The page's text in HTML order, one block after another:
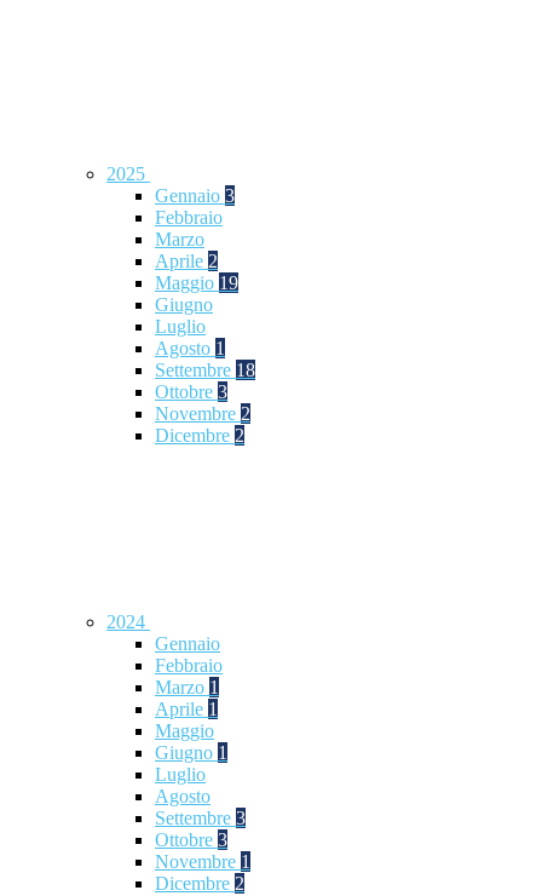
2025
Gennaio 3
Febbraio
Marzo
Aprile 2
Maggio 19
Giugno
Luglio
Agosto 1
Settembre 18
Ottobre 3
Novembre 2
Dicembre 2
2024
Gennaio
Febbraio
Marzo 1
Aprile 1
Maggio
Giugno 1
Luglio
Agosto
Settembre 3
Ottobre 3
Novembre 1
Dicembre 2